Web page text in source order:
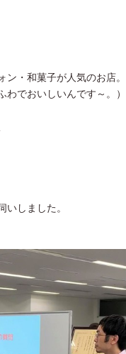
ン・和菓子が人気のお店。
でおいしいんです～。）
しました。